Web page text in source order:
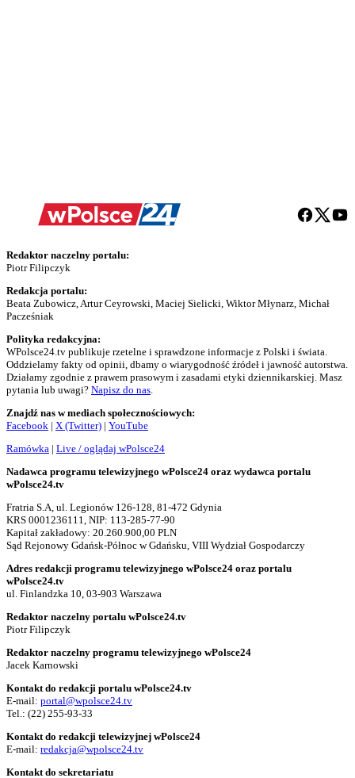
Redaktor naczelny portalu:
Piotr Filipczyk
Redakcja portalu:
Beata Zubowicz, Artur Ceyrowski, Maciej Sielicki, Wiktor Młynarz, Michał
Pacześniak
Polityka redakcyjna:
WPolsce24.tv publikuje rzetelne i sprawdzone informacje z Polski i świata.
Oddzielamy fakty od opinii, dbamy o wiarygodność źródeł i jawność autorstwa.
Działamy zgodnie z prawem prasowym i zasadami etyki dziennikarskiej. Masz
pytania lub uwagi? Napisz do nas
Znajdź nas w mediach społecznościowych:
Facebook | X (Twitter) | YouTube
Ramówka | Live / oglądaj wPolsce24
Nadawca programu telewizyjnego wPolsce24 oraz wydawca portalu
wPolsce24.tv
Fratria S.A, ul. Legionów 126-128, 81-472 Gdynia
KRS 0001236111, NIP: 113-285-77-90
Kapitał zakładowy: 20.260.900,00 PLN
Sąd Rejonowy Gdańsk-Północ w Gdańsku, VIII Wydział Gospodarczy
Adres redakcji programu telewizyjnego wPolsce24 oraz portalu
wPolsce24.tv
ul. Finlandzka 10, 03-903 Warszawa
Redaktor naczelny portalu wPolsce24.tv
Piotr Filipczyk
Redaktor naczelny programu telewizyjnego wPolsce24
Jacek Karnowski
Kontakt do redakcji portalu wPolsce24.tv
E-mail: portal@wpolsce24.tv
Tel.: (22) 255-93-33
Kontakt do redakcji telewizyjnej wPolsce24
E-mail: redakcja@wpolsce24.tv
Kontakt do sekretariatu